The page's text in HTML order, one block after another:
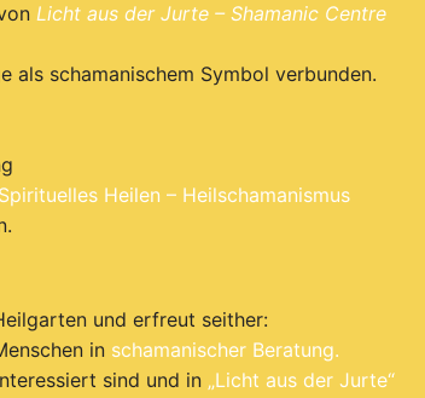
Licht aus der Jurte – Shamanic Centre
als schamanischem Symbol verbunden.
Spirituelles Heilen – Heilschamanismus
und erfreut seither:
in schamanischer Beratung.
sind und in „Licht aus der Jurte“